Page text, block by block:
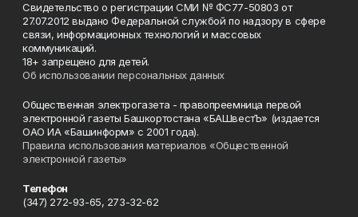
Свидетельство о регистрации СМИ № ФС77-50803 от
27.07.2012 выдано Федеральной службой по надзору в сфере
связи, информационных технологий и массовых
коммуникаций.
18+ запрещено для детей.
Об использовании персональных данных
Общественная электрогазета - правопреемница первой
электронной газеты Башкортостана «БАШвестЪ» (издается
ОАО ИА «Башинформ» с 2001 года).
Правила использования материалов «Общественной
электронной газеты»
Телефон
(347) 272-93-65, 273-32-62